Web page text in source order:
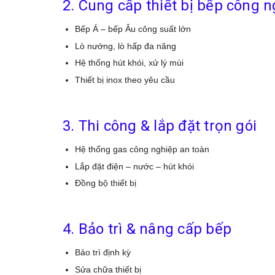
2. Cung cấp thiết bị bếp công
Bếp Á – bếp Âu công suất lớn
Lò nướng, lò hấp đa năng
Hệ thống hút khói, xử lý mùi
Thiết bị inox theo yêu cầu
3. Thi công & lắp đặt trọn gói
Hệ thống gas công nghiệp an toàn
Lắp đặt điện – nước – hút khói
Đồng bộ thiết bị
4. Bảo trì & nâng cấp bếp
Bảo trì định kỳ
Sửa chữa thiết bị